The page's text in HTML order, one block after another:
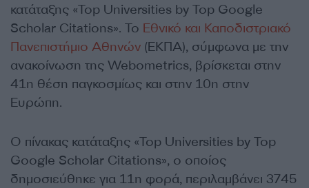
κατάταξης «Top Universities by Top Google
Scholar Citations». To Εθνικό και Καποδιστριακό
Πανεπιστήμιο Αθηνών (ΕΚΠΑ), σύμφωνα με την
ανακοίνωση της Webometrics, βρίσκεται στην
41η θέση παγκοσμίως και στην 10η στην
Ευρώπη.
Ο πίνακας κατάταξης «Top Universities by Top
Google Scholar Citations», ο οποίος
δημοσιεύθηκε για 11η φορά, περιλαμβάνει 3745